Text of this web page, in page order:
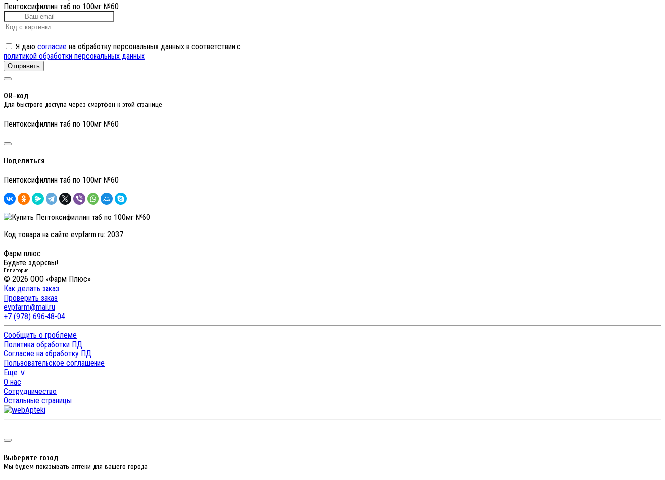
Пентоксифиллин таб по 100мг №60
Я даю согласие на обработку персональных данных в соответствии с
политикой обработки персональных данных
Отправить
QR-код
Для быстрого доступа через смартфон к этой странице
Пентоксифиллин таб по 100мг №60
Поделиться
Пентоксифиллин таб по 100мг №60
Код товара на сайте evpfarm.ru: 2037
Фарм плюс
Будьте здоровы!
Евпатория
© 2026 ООО «Фарм Плюс»
Как делать заказ
Проверить заказ
evpfarm@mail.ru
+7 (978) 696-48-04
Сообщить о проблеме
Политика обработки ПД
Согласие на обработку ПД
Пользовательское соглашение
Еще ∨
О нас
Сотрудничество
Остальные страницы
Выберите город
Мы будем показывать аптеки для вашего города